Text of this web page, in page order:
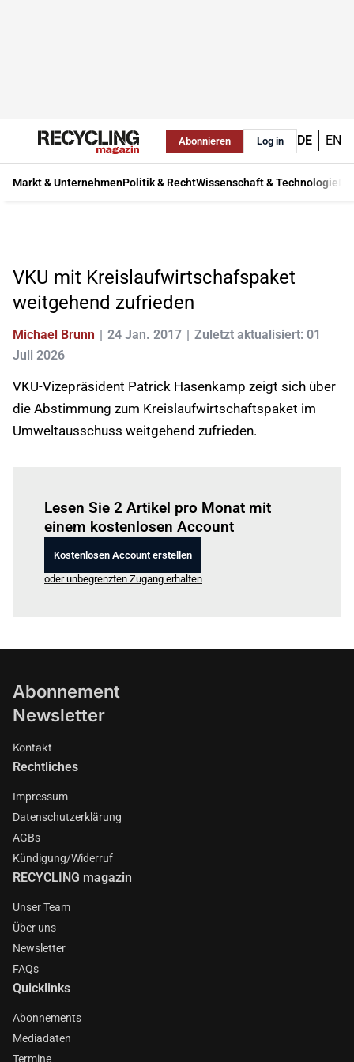
Abonnieren Log in DE EN
Markt & UnternehmenPolitik & RechtWissenschaft & Technologie
VKU mit Kreislaufwirtschafspaket
weitgehend zufrieden
Michael Brunn 24 Jan. 2017
Zuletzt aktualisiert: 01
Juli 2026
VKU-Vizepräsident Patrick Hasenkamp zeigt sich über
die Abstimmung zum Kreislaufwirtschaftspaket im
Umweltausschuss weitgehend zufrieden.
Lesen Sie 2 Artikel pro Monat mit
einem kostenlosen Account
Kostenlosen Account erstellen
oder unbegrenzten Zugang erhalten
Abonnement
Newsletter
Kontakt
Rechtliches
Impressum
Datenschutzerklärung
AGBs
Kündigung/Widerruf
RECYCLING magazin
Unser Team
Über uns
Newsletter
FAQs
Quicklinks
Abonnements
Mediadaten
Termine